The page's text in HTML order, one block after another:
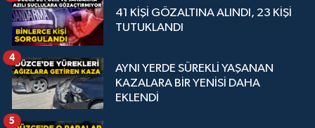
41 KİŞİ GÖZALTINA ALINDI, 23 KİŞİ
TUTUKLANDI
AYNI YERDE SÜREKLİ YAŞANAN
KAZALARA BİR YENİSİ DAHA
EKLENDİ
4
5